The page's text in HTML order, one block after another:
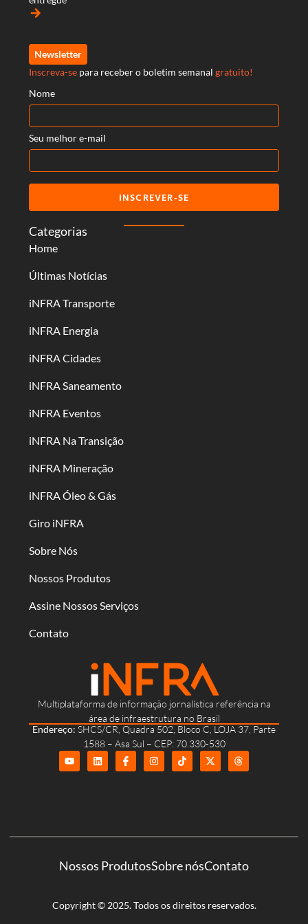
Multiplataforma de informação jornalística referência na
área de infraestrutura no Brasil
Endereço: SHCS/CR, Quadra 502, Bloco C, LOJA 37, Parte
1588 – Asa Sul – CEP: 70.330-530
Categorias
Home
Últimas Notícias
iNFRA Transporte
iNFRA Energia
iNFRA Cidades
iNFRA Saneamento
iNFRA Eventos
iNFRA Na Transição
iNFRA Mineração
iNFRA Óleo & Gás
Giro iNFRA
Sobre Nós
Nossos Produtos
Assine Nossos Serviços
Contato
arrow_forward
Newsletter
Inscreva-se para receber o boletim semanal gratuito!
Nome
Seu melhor e-mail
INSCREVER-SE
Nossos ProdutosSobre nósContato
Copyright © 2025. Todos os direitos reservados.